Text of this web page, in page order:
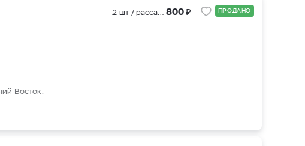
Восток.
2 шт / рассада 800₽ ПРОДАНО